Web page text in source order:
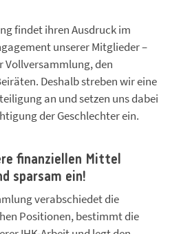
findet ihren Ausdruck im
unserer Mitglieder –
Vollversammlung, den
Deshalb streben wir eine
an und setzen uns dabei
der Geschlechter ein.
finanziellen Mittel
sparsam ein!
verabschiedet die
Positionen, bestimmt die